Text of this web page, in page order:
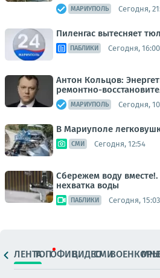
МАРИУПОЛЬ Сегодня,
Пиленгас вытесняет
ПАБЛИКИ Сегодня, 16:00
Антон Кольцов:
ремонтно-
МАРИУПОЛЬ Сегодня,
В Мариуполе
СМИ Сегодня, 12:54
Сбережем воду
нехватка воды
ПАБЛИКИ Сегодня, 15:03
ЛЕНТАТОПОФИЦ.ВИДЕОСМИВОЕНКОРЫ